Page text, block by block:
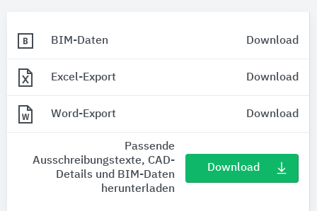
BIM-Daten Download
Excel-Export Download
Word-Export Download
Passende
Ausschreibungstexte, CAD-
Details und BIM-Daten
herunterladen
Download